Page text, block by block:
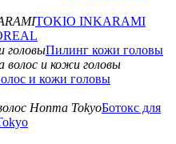
TOKIO INKARAMI
Пилинг кожи головы
и кожи головы
Ботокс для